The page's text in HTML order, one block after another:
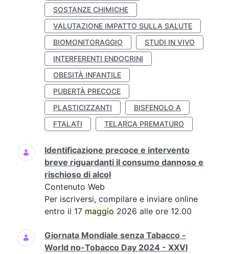
SOSTANZE CHIMICHE
VALUTAZIONE IMPATTO SULLA SALUTE
BIOMONITORAGGIO
STUDI IN VIVO
INTERFERENTI ENDOCRINI
OBESITÀ INFANTILE
PUBERTÀ PRECOCE
PLASTICIZZANTI
BISFENOLO A
FTALATI
TELARCA PREMATURO
Identificazione precoce e intervento
breve riguardanti il consumo dannoso e
rischioso di alcol
Contenuto Web
Per iscriversi, compilare e inviare online
entro il 17 maggio 2026 alle ore 12.00
Giornata Mondiale senza Tabacco -
World no-Tobacco Day 2024 - XXVI